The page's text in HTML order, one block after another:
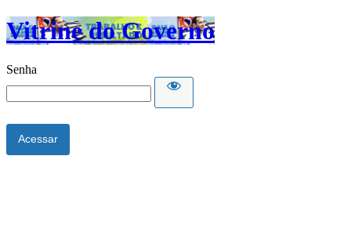
Vitrine do Governo
Senha